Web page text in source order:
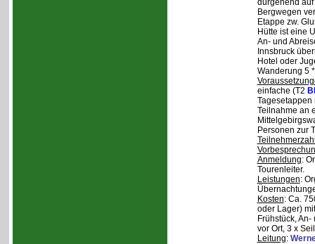
durgehend
Bergwegen
Etappe zw.
Hütte ist eine
An- und
Innsbruck
Hotel oder
Wanderung 5
einfache (T2
Tagesetappen
Teilnahme an
Personen zur
Anmeldung:
Tourenleiter.
Leistungen:
Kosten: Ca.
oder Lager)
Frühstück,
vor Ort, 3 x
Leitung: